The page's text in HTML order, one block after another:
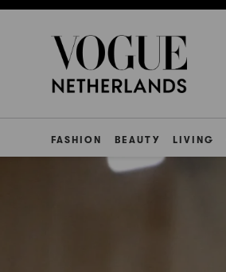
FASHION BEAUTY LIVING